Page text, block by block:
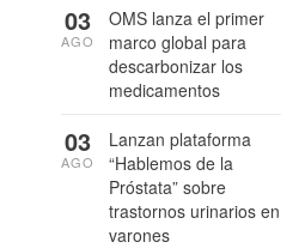
OMS lanza el primer
marco global para
descarbonizar los
medicamentos
03
AGO
Lanzan plataforma
“Hablemos de la
Próstata” sobre
trastornos urinarios en
varones
03
AGO